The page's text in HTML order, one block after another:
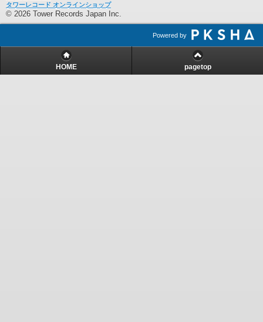
タワーレコード オンラインショップ
© 2026 Tower Records Japan Inc.
Powered by
HOME pagetop